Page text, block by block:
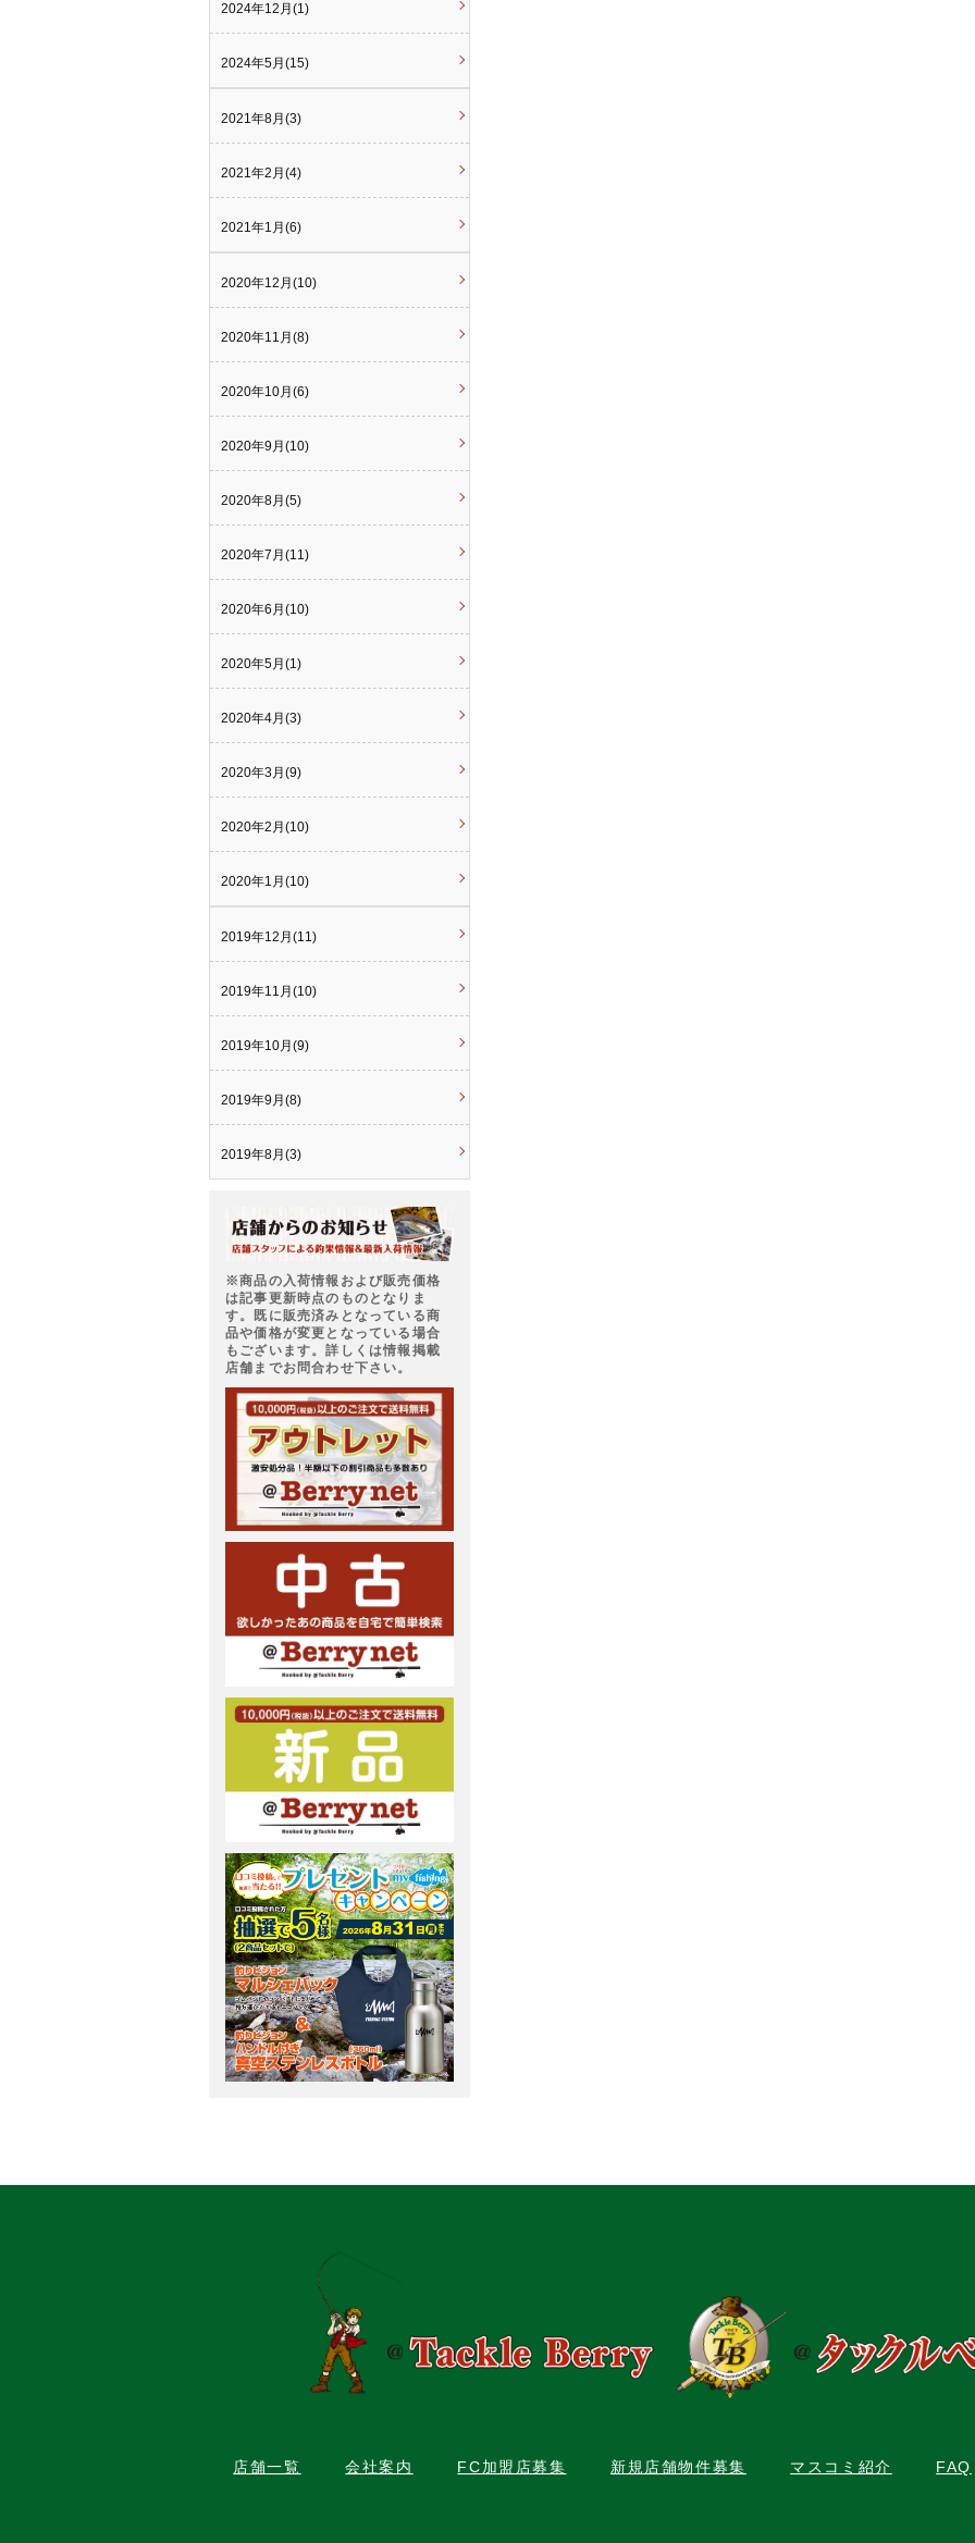
2024年12月(1)
2024年5月(15)
2021年8月(3)
2021年2月(4)
2021年1月(6)
2020年12月(10)
2020年11月(8)
2020年10月(6)
2020年9月(10)
2020年8月(5)
2020年7月(11)
2020年6月(10)
2020年5月(1)
2020年4月(3)
2020年3月(9)
2020年2月(10)
2020年1月(10)
2019年12月(11)
2019年11月(10)
2019年10月(9)
2019年9月(8)
2019年8月(3)
※商品の入荷情報および販売価格
は記事更新時点のものとなりま
す。既に販売済みとなっている商
品や価格が変更となっている場合
もございます。詳しくは情報掲載
店舗までお問合わせ下さい。
店舗一覧 会社案内 FC加盟店募集 新規店舗物件募集 マスコミ紹介 FAQ